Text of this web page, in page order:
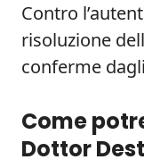
Contro
risoluzione
conferme
Come
Dottor